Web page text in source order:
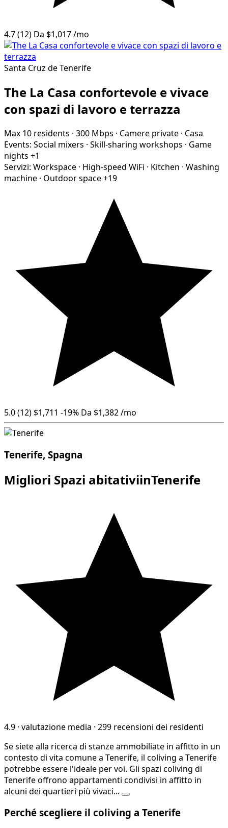
4.7(12) Da $1,017/mo
Santa Cruz de Tenerife
The La Casa confortevole e vivace
con spazi di lavoro e terrazza
Max 10 residents · 300 Mbps · Camere private · Casa
Events: Social mixers · Skill-sharing workshops · Game
nights +1
Servizi: Workspace · High-speed WiFi · Kitchen · Washing
machine · Outdoor space+19
5.0(12) $1,711 -19% Da $1,382/mo
Tenerife, Spagna
Migliori Spazi abitativiinTenerife
4.9 · valutazione media · 299 recensioni dei residenti
Se siete alla ricerca di stanze ammobiliate in affitto in un
contesto di vita comune a Tenerife, il coliving a Tenerife
potrebbe essere l'ideale per voi. Gli spazi coliving di
Tenerife offrono appartamenti condivisi in affitto in
alcuni dei quartieri più vivaci...
Perché scegliere il coliving a Tenerife